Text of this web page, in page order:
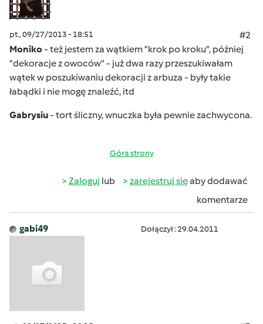
pt., 09/27/2013 - 18:51
#2
Moniko- też jestem za wątkiem "krok po kroku", później
"dekoracje z owoców" - już dwa razy przeszukiwałam
wątek w poszukiwaniu dekoracji z arbuza - były takie
łabądki i nie mogę znaleźć, itd
Gabrysiu- tort śliczny, wnuczka była pewnie zachwycona.
Góra strony
Zaloguj lub zarejestruj sięaby dodawać
komentarze
gabi49 Dołączył : 29.04.2011